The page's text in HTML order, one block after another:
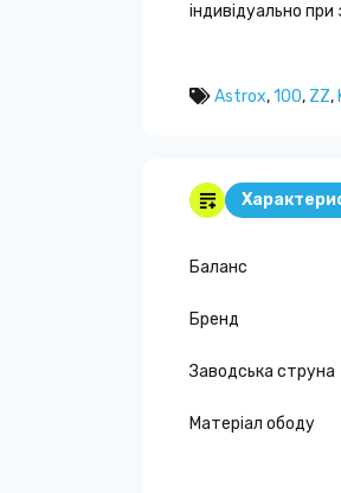
індивідуально
Astrox,100, ZZ,
Баланс
Бренд
Заводська струна
Матеріал ободу